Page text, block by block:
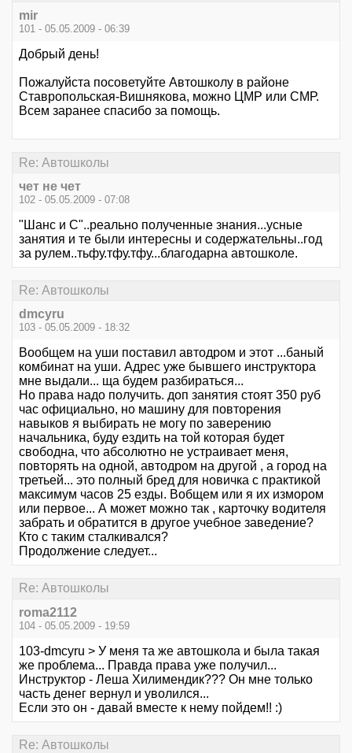
mir
101 - 05.05.2009 - 06:39
Добрый день!
Пожалуйста посоветуйте Автошколу в районе
Ставропольская-Вишнякова, можно ЦМР или СМР.
Всем заранее спасибо за помощь.
Re: Автошколы
чет не чет
102 - 05.05.2009 - 07:08
"Шанс и С"..реально полученные знания...усные
занятия и те были интересны и содержательны..год
за рулем..тьфу.тфу.тфу...благодарна автошколе.
Re: Автошколы
dmcyru
103 - 05.05.2009 - 18:32
Вообщем на уши поставил автодром и этот ...баный
комбинат на уши. Адрес уже бывшего инструктора
мне выдали... ща будем разбираться...
Но права надо получить. доп занятия стоят 350 руб
час официально, но машину для повторения
навыков я выбирать не могу по заверению
начальника, буду ездить на той которая будет
свободна, что абсолютно не устраивает меня,
повторять на одной, автодром на другой , а город на
третьей... это полный бред для новичка с практикой
максимум часов 25 езды. Вобщем или я их измором
или первое... А может можно так , карточку водителя
забрать и обратится в другое учебное заведение?
Кто с таким сталкивался?
Продолжение следует...
Re: Автошколы
roma2112
104 - 05.05.2009 - 19:59
103-dmcyru > У меня та же автошкола и была такая
же проблема... Правда права уже получил...
Инструктор - Леша Хилимендик??? Он мне только
часть денег вернул и уволился...
Если это он - давай вместе к нему пойдем!! :)
Re: Автошколы